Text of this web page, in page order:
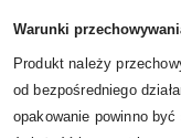
Warunki
Produkt należy
od bezpośredniego
opakowanie powinno